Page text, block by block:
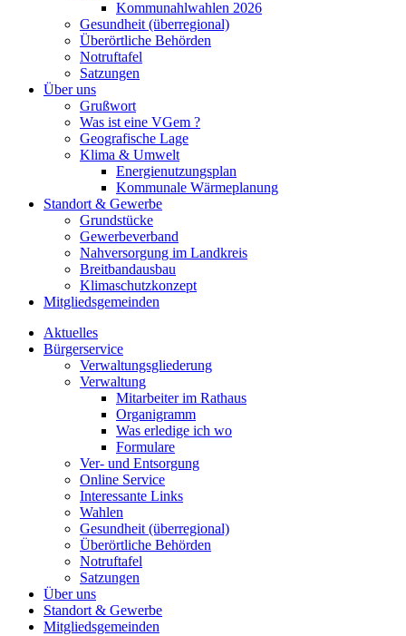
Kommunahlwahlen 2026
Gesundheit (überregional)
Überörtliche Behörden
Notruftafel
Satzungen
Über uns
Grußwort
Was ist eine VGem ?
Geografische Lage
Klima & Umwelt
Energienutzungsplan
Kommunale Wärmeplanung
Standort & Gewerbe
Grundstücke
Gewerbeverband
Nahversorgung im Landkreis
Breitbandausbau
Klimaschutzkonzept
Mitgliedsgemeinden
Aktuelles
Bürgerservice
Verwaltungsgliederung
Verwaltung
Mitarbeiter im Rathaus
Organigramm
Was erledige ich wo
Formulare
Ver- und Entsorgung
Online Service
Interessante Links
Wahlen
Gesundheit (überregional)
Überörtliche Behörden
Notruftafel
Satzungen
Über uns
Standort & Gewerbe
Mitgliedsgemeinden